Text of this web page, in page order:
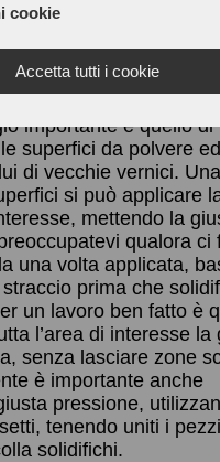
cookie
Accetta tutti i cookie
la colla per
importante è quello di
superfici da polvere ed
di vecchie vernici.
si può applicare
mettendo la
qualora ci
una volta applicata,
prima che
un lavoro ben fatto è
l’area di interesse la
senza lasciare zone
è importante anche
pressione,
tenendo uniti i
solidifichi.